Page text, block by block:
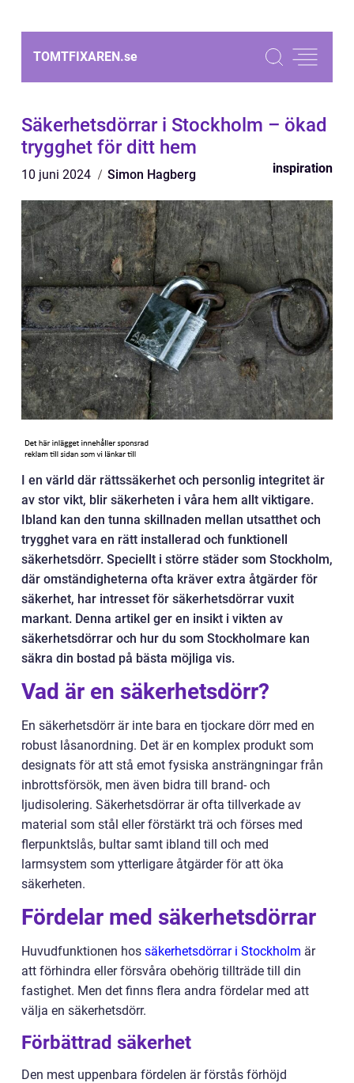
TOMTFIXAREN.se
Säkerhetsdörrar i Stockholm – ökad
trygghet för ditt hem
10 juni 2024 Simon Hagberg inspiration
I en värld där rättssäkerhet och personlig integritet är
av stor vikt, blir säkerheten i våra hem allt viktigare.
Ibland kan den tunna skillnaden mellan utsatthet och
trygghet vara en rätt installerad och funktionell
säkerhetsdörr. Speciellt i större städer som Stockholm,
där omständigheterna ofta kräver extra åtgärder för
säkerhet, har intresset för säkerhetsdörrar vuxit
markant. Denna artikel ger en insikt i vikten av
säkerhetsdörrar och hur du som Stockholmare kan
säkra din bostad på bästa möjliga vis.
Vad är en säkerhetsdörr?
En säkerhetsdörr är inte bara en tjockare dörr med en
robust låsanordning. Det är en komplex produkt som
designats för att stå emot fysiska ansträngningar från
inbrottsförsök, men även bidra till brand- och
ljudisolering. Säkerhetsdörrar är ofta tillverkade av
material som stål eller förstärkt trä och förses med
flerpunktslås, bultar samt ibland till och med
larmsystem som ytterligare åtgärder för att öka
säkerheten.
Fördelar med säkerhetsdörrar
Huvudfunktionen hos säkerhetsdörrar i Stockholm är
att förhindra eller försvåra obehörig tillträde till din
fastighet. Men det finns flera andra fördelar med att
välja en säkerhetsdörr.
Förbättrad säkerhet
Den mest uppenbara fördelen är förstås förhöjd